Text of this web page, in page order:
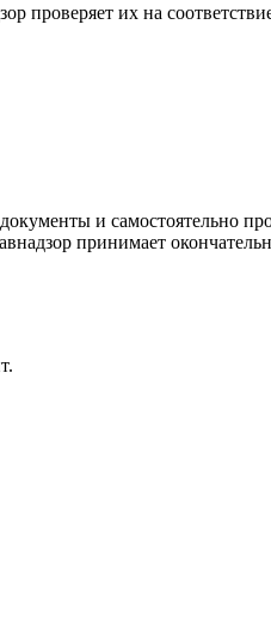
проверяет их на
и самостоятельно
принимает